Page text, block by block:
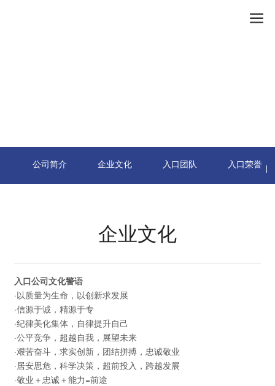
公司简介 企业文化 入口团队 入口荣誉
企业文化
入口公司文化警语
·以质量为生命，以创新求发展
·信源于诚，精源于专
·纪律美化集体，自律提升自己
·公平竞争，超越自我，展望未来
·艰苦奋斗，求实创新，团结拼搏，忠诚敬业
·居安思危，科学决策，超前投入，跨越发展
·敬业＋忠诚＋能力=前途